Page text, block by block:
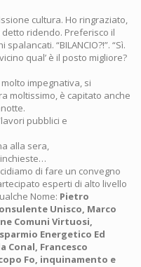
cultura. Ho ringraziato,
detto ridendo. Preferisco il
“BILANCIO?!”. “Sì.
qual’ è il posto migliore?
impegnativa, si
moltissimo, è capitato anche
pubblici e
alla sera,
di fare un convegno
esperti di alto livello
Nome: Pietro
Unisco, Marco
Comuni Virtuosi,
Energetico Ed
Conal, Francesco
Fo, inquinamento e